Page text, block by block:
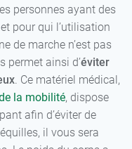
personnes ayant des
pour qui l’utilisation
de marche n’est pas
permet ainsi d’éviter
. Ce matériel médical,
la mobilité, dispose
afin d’éviter de
il vous sera